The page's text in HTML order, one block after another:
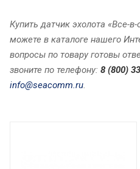
Купить датчик эхолота «Все-
можете в каталоге нашего
вопросы по товару готовы
звоните по телефону: 8 (800)
info@seacomm.ru.